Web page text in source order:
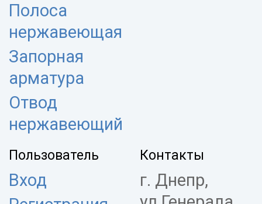
Полоса
нержавеющая
Запорная
арматура
Отвод
нержавеющий
Пользователь
Вход
Контакты
г. Днепр,